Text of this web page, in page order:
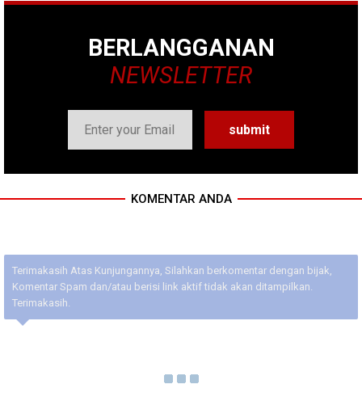
BERLANGGANAN
NEWSLETTER
KOMENTAR ANDA
Terimakasih Atas Kunjungannya, Silahkan berkomentar dengan bijak,
Komentar Spam dan/atau berisi link aktif tidak akan ditampilkan.
Terimakasih.